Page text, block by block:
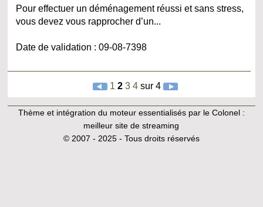
Pour effectuer un déménagement réussi et sans stress,
vous devez vous rapprocher d’un...
Date de validation : 09-08-7398
1 2 3 4 sur 4
Thème et intégration du moteur essentialisés par le Colonel :
meilleur site de streaming
© 2007 - 2025 - Tous droits réservés